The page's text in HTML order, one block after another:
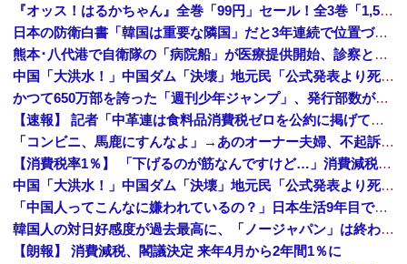
『オッス！はるかちゃん』全巻「99円」セール！全3巻「1,584円」→「297円」！男だらけの応援団とムチムチ娘のお色気コメディ！『バクくん』も...
日本の防衛白書「韓国は重要な隣国」だと3年連続で位置づけ…韓国メディア！
熊本･八代港で自衛隊の「病院船」が医療提供開始、診察と薬剤処方…被災者向け大浴場も！
中国「大洪水！」中国ダム「決壊」地元民「公式発表より死者多い！」中国政府「住民拘束！（安否不明」中国当局「救助隊動画も削除」台風13号「三峡ダム接近中」→
かつて650万部を誇った「週刊少年ジャンプ」、発行部数が初の100万部割れ
【速報】 記者「中革連は食料品消費税ゼロを公約に掲げていたが？」→階猛氏「そ、それは財源確保という条件付き」
「コンビニ、馬鹿にすんなよ」→あのオーナー夫婦、不起訴ｗｗｗｗｗｗｗｗｗ
【消費税率1％】 「下げるのが筋なんですけど…」消費減税で値下がりする分と同じだけ商品を値上げして店頭価格を変えない店も
中国「大洪水！」中国ダム「決壊」地元民「公式発表より死者多い！」中国政府「住民拘束！（安否不明」中国当局「救助隊動画も削除」台風13号「三峡ダム接近中」→
「中国人ってこんなに嫌われているの？」日本生活9年目で明かす本心！
韓国人の対日好感度が過去最高に、「ノージャパン」は終わった？＝ネット「中国より100倍いい」
【朗報】 消費減税、閣議決定 来年4月から2年間1％に